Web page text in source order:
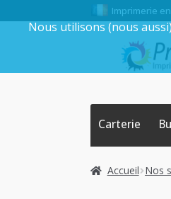
Imprimerie
Aller
à
la
Aller
au
contenu
Carterie
Accueil Nos
Nous utilisons (nous